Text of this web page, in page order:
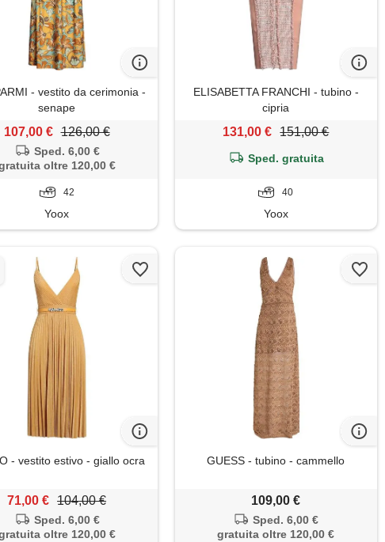
- vestito da cerimonia -
senape
107,00 € 126,00 €
Sped. 6,00 €
oltre 120,00 €
42
Yoox
ELISABETTA FRANCHI - tubino -
cipria
131,00 € 151,00 €
Sped. gratuita
40
Yoox
- vestito estivo - giallo ocra
71,00 € 104,00 €
Sped. 6,00 €
oltre 120,00 €
GUESS - tubino - cammello
109,00 €
Sped. 6,00 €
gratuita oltre 120,00 €